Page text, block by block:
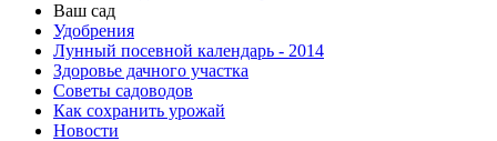
Ваш сад
Удобрения
Лунный посевной календарь - 2014
Здоровье дачного участка
Советы садоводов
Как сохранить урожай
Новости